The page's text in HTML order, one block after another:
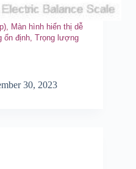
Màn hình hiển thị dễ
ổn định , Trọng lượng
30, 2023